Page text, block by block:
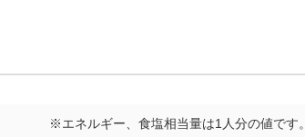
※エネルギー、食塩相当量は1人分の値です。